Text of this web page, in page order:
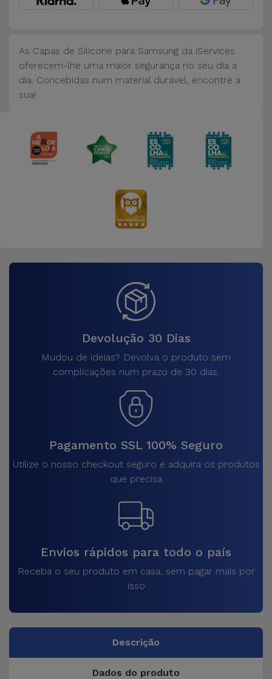
de
Computador
Acessórios
Kids
As Capas de Silicone para Samsung da iServices
oferecem-lhe uma maior segurança no seu dia a
dia. Concebidas num material durável, encontre a
sua!
Devolução 30 Dias
Mudou de ideias? Devolva o produto sem
complicações num prazo de 30 dias.
Pagamento SSL 100% Seguro
Utilize o nosso checkout seguro e adquira os produtos
que precisa
Envios rápidos para todo o país
Receba o seu produto em casa, sem pagar mais por
isso
Descrição
Dados do produto